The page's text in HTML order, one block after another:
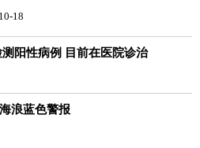
18
阳性病例 目前在医院诊治
浪蓝色警报